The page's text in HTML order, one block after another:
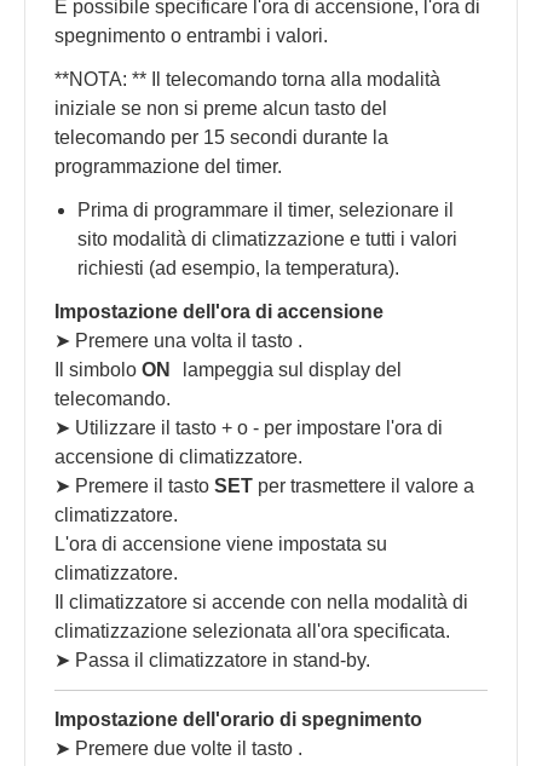
È possibile specificare l'ora di accensione, l'ora di
spegnimento o entrambi i valori.
**NOTA: ** Il telecomando torna alla modalità
iniziale se non si preme alcun tasto del
telecomando per 15 secondi durante la
programmazione del timer.
Prima di programmare il timer, selezionare il
sito modalità di climatizzazione e tutti i valori
richiesti (ad esempio, la temperatura).
Impostazione dell'ora di accensione
➤ Premere una volta il tasto .
Il simbolo ON
lampeggia sul display del
telecomando.
➤ Utilizzare il tasto + o - per impostare l'ora di
accensione di climatizzatore.
➤ Premere il tasto SET per trasmettere il valore a
climatizzatore.
L'ora di accensione viene impostata su
climatizzatore.
Il climatizzatore si accende con nella modalità di
climatizzazione selezionata all'ora specificata.
➤ Passa il climatizzatore in stand-by.
Impostazione dell'orario di spegnimento
➤ Premere due volte il tasto .